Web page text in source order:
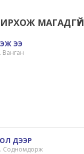
МАГАДГҮЙ
ЭЭ
Ванган
ДЭЭР
Содномдорж